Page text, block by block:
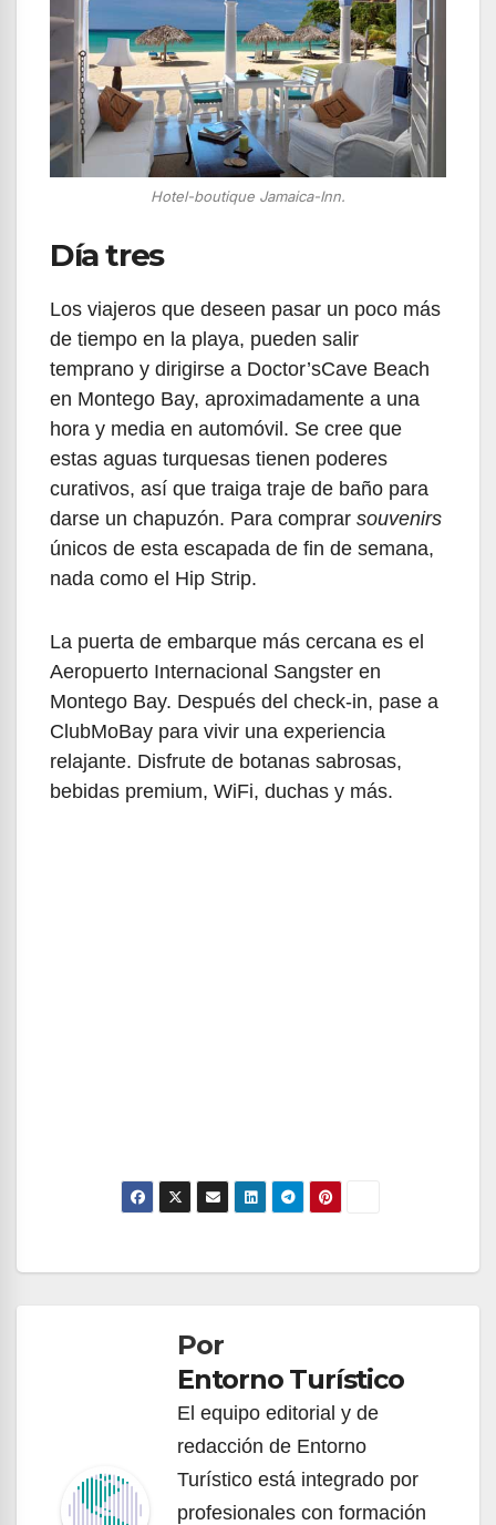
Hotel-boutique Jamaica-Inn.
Día tres
Los viajeros que deseen pasar un poco más
de tiempo en la playa, pueden salir
temprano y dirigirse a Doctor’sCave Beach
en Montego Bay, aproximadamente a una
hora y media en automóvil. Se cree que
estas aguas turquesas tienen poderes
curativos, así que traiga traje de baño para
darse un chapuzón. Para comprar souvenirs
únicos de esta escapada de fin de semana,
nada como el Hip Strip.
La puerta de embarque más cercana es el
Aeropuerto Internacional Sangster en
Montego Bay. Después del check-in, pase a
ClubMoBay para vivir una experiencia
relajante. Disfrute de botanas sabrosas,
bebidas premium, WiFi, duchas y más.
Navegación
entradasPor
Entorno Turístico
El equipo editorial y de
redacción de Entorno
Turístico está integrado por
profesionales con formación